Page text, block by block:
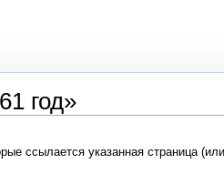
год»
ссылается указанная страница